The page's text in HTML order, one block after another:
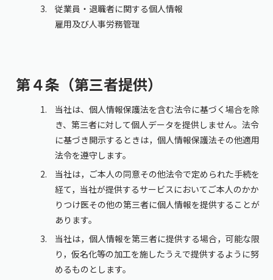
従業員・退職者に関する個人情報
雇用及び人事労務管理
第４条（第三者提供）
当社は、個人情報保護法を含む法令に基づく場合を除
き、第三者に対して個人データを提供しません。法令
に基づき開示するときは，個人情報保護法その他適用
法令を遵守します。
当社は，ご本人の同意その他法令で定められた手続を
経て，当社が提供するサービスにおいてご本人のかか
りつけ医その他の第三者に個人情報を提供することが
あります。
当社は，個人情報を第三者に提供する場合，可能な限
り，仮名化等の加工を施したうえで提供するように努
めるものとします。